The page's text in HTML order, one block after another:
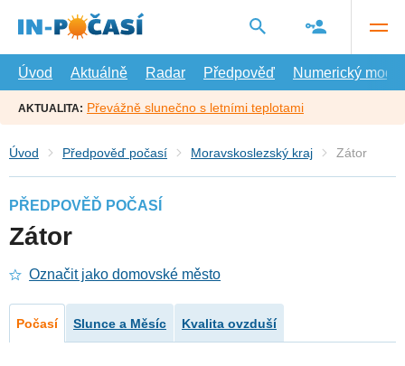
hlavní
Úvod
Aktuálně Radar Předpověď Numerický model
AKTUALITA: Převážně slunečno s letními teplotami
Úvod Předpověď počasí Moravskoslezský kraj Zátor
PŘEDPOVĚĎ POČASÍ
Zátor
Označit jako domovské město
Počasí Slunce a Měsíc Kvalita ovzduší